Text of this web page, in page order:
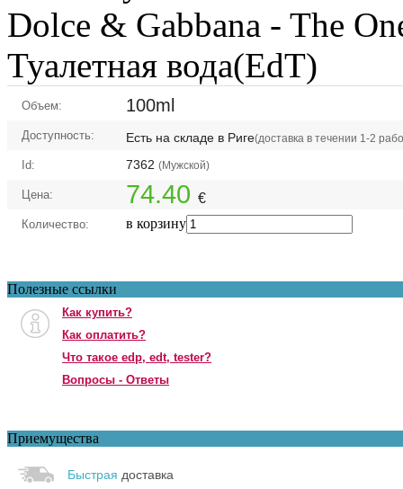
Dolce & Gabbana - The
Туалетная вода(EdT)
Объем: 100ml
Доступность: Есть на складе в Риге(доставка в течении 1-2
Id: 7362 (Мужской)
Цена: 74.40 €
Количество: в корзину
Полезные ссылки
Как купить?
Как оплатить?
Что такое edp, edt, tester?
Вопросы - Ответы
Приемущества
Быстрая доставка